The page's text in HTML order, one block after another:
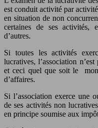
est conduit activité par
en situation de non
certaines de ses activités,
d’autres.
Si toutes les activités
lucratives, l’association
et ceci quel que soit le
d’affaires.
Si l’association exerce une
de ses activités non
en principe soumise aux